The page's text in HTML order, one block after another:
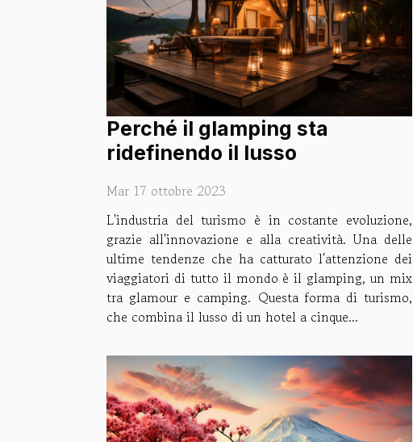
Perché il glamping sta
ridefinendo il lusso
Mar 17 ottobre 2023
L'industria del turismo è in costante evoluzione,
grazie all'innovazione e alla creatività. Una delle
ultime tendenze che ha catturato l'attenzione dei
viaggiatori di tutto il mondo è il glamping, un mix
tra glamour e camping. Questa forma di turismo,
che combina il lusso di un hotel a cinque...